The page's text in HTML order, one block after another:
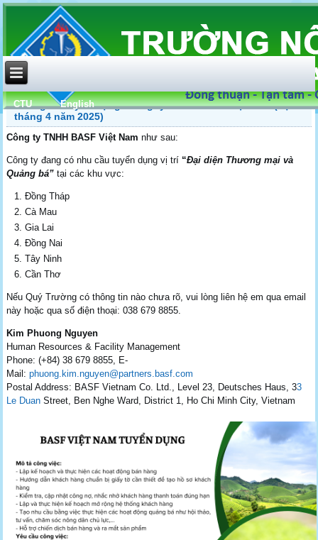
CTU English
Thông tin tuyển dụng: Công ty TNHH BASF Việt Nam (đợt
tháng 4 năm 2025)
Công ty TNHH BASF Việt Nam như sau:
Công ty đang có nhu cầu tuyển dụng vị trí “Đại diện Thương mại và
Quảng bá” tại các khu vực:
Đồng Tháp
Cà Mau
Gia Lai
Đồng Nai
Tây Ninh
Cần Thơ
Nếu Quý Trường có thông tin nào chưa rõ, vui lòng liên hệ em qua email
này hoặc qua số điện thoại: 038 679 8855.
Kim Phuong Nguyen
Human Resources & Facility Management
Phone: (+84) 38 679 8855, E-
Mail:phuong.kim.nguyen@partners.basf.com
Postal Address: BASF Vietnam Co. Ltd., Level 23, Deutsches Haus, 33
Le Duan Street, Ben Nghe Ward, District 1, Ho Chi Minh City, Vietnam